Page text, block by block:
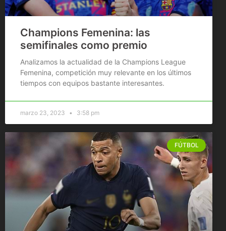
Champions Femenina: las
semifinales como premio
Analizamos la actualidad de la Champions League
Femenina, competición muy relevante en los últimos
tiempos con equipos bastante interesantes.
marzo 23, 2023 3:58 pm
FÚTBOL